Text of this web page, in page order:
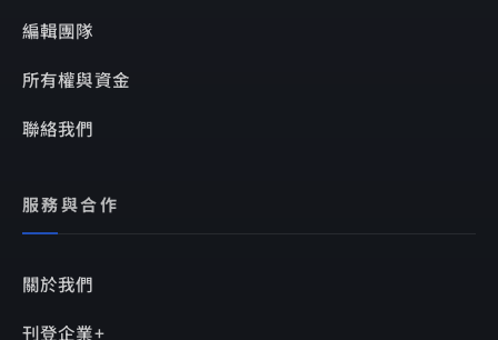
編輯團隊
所有權與資金
聯絡我們
服務與合作
關於我們
刊登企業+